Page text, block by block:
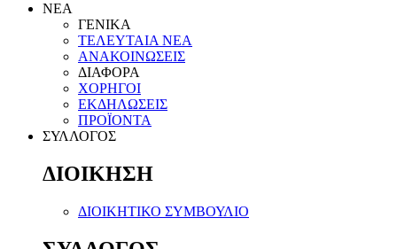
ΝΕΑ
ΓΕΝΙΚΑ
ΤΕΛΕΥΤΑΙΑ ΝΕΑ
ΑΝΑΚΟΙΝΩΣΕΙΣ
ΔΙΑΦΟΡΑ
ΧΟΡΗΓΟΙ
ΕΚΔΗΛΩΣΕΙΣ
ΠΡΟΪΟΝΤΑ
ΣΥΛΛΟΓΟΣ
ΔΙΟΙΚΗΣΗ
ΔΙΟΙΚΗΤΙΚΟ ΣΥΜΒΟΥΛΙΟ